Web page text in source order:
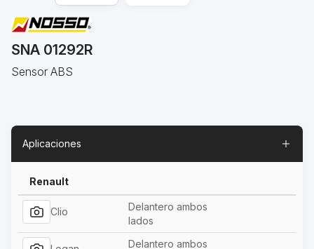
SNA 01292R
Sensor ABS
Aplicaciones
Renault
Clio
Delantero ambos
lados
Delantero ambos